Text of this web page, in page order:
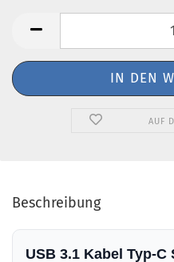
AUF
Beschreibung
USB 3.1 Kabel Typ-